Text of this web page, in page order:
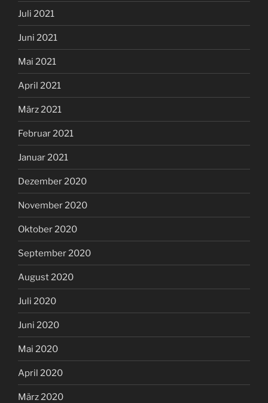
Juli 2021
Juni 2021
Mai 2021
April 2021
März 2021
Februar 2021
Januar 2021
Dezember 2020
November 2020
Oktober 2020
September 2020
August 2020
Juli 2020
Juni 2020
Mai 2020
April 2020
März 2020